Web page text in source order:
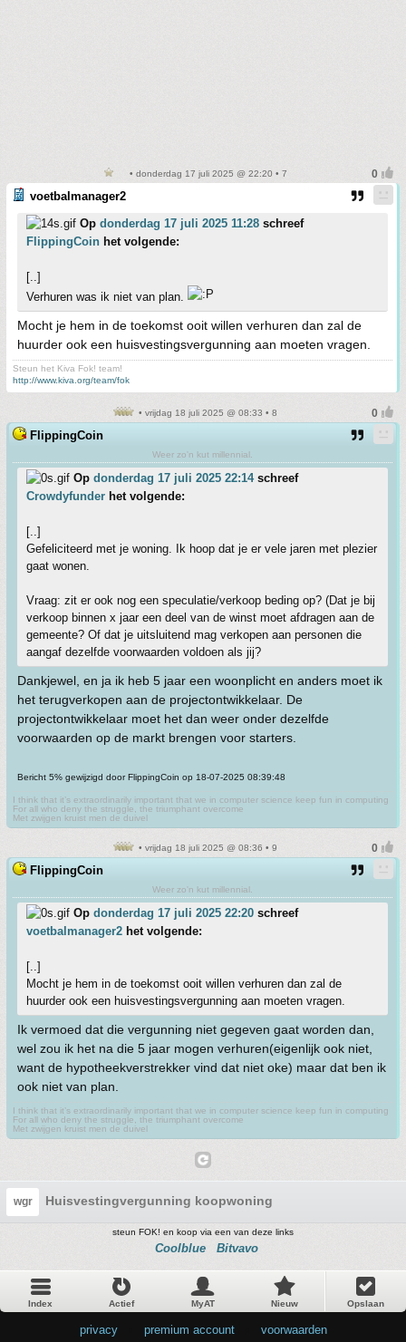
• donderdag 17 juli 2025 @ 22:20 • 7
voetbalmanager2
Op donderdag 17 juli 2025 11:28 schreef
FlippingCoin het volgende:
[..]
Verhuren was ik niet van plan.
Mocht je hem in de toekomst ooit willen verhuren dan zal de
huurder ook een huisvestingsvergunning aan moeten vragen.
Steun het Kiva Fok! team!
http://www.kiva.org/team/fok
• vrijdag 18 juli 2025 @ 08:33 • 8
FlippingCoin
Weer zo'n kut millennial.
Op donderdag 17 juli 2025 22:14schreef
Crowdyfunder het volgende:
[..]
Gefeliciteerd met je woning. Ik hoop dat je er vele jaren met plezier
gaat wonen.
Vraag: zit er ook nog een speculatie/verkoop beding op? (Dat je bij
verkoop binnen x jaar een deel van de winst moet afdragen aan de
gemeente? Of dat je uitsluitend mag verkopen aan personen die
aangaf dezelfde voorwaarden voldoen als jij?
Dankjewel, en ja ik heb 5 jaar een woonplicht en anders moet ik
het terugverkopen aan de projectontwikkelaar. De
projectontwikkelaar moet het dan weer onder dezelfde
voorwaarden op de markt brengen voor starters.
Bericht 5% gewijzigd door FlippingCoin op 18-07-2025 08:39:48
I think that it’s extraordinarily important that we in computer science keep fun in computing
For all who deny the struggle, the triumphant overcome
Met zwijgen kruist men de duivel
• vrijdag 18 juli 2025 @ 08:36 • 9
FlippingCoin
Weer zo'n kut millennial.
Op donderdag 17 juli 2025 22:20 schreef
voetbalmanager2 het volgende:
[..]
Mocht je hem in de toekomst ooit willen verhuren dan zal de
huurder ook een huisvestingsvergunning aan moeten vragen.
Ik vermoed dat die vergunning niet gegeven gaat worden dan,
wel zou ik het na die 5 jaar mogen verhuren(eigenlijk ook niet,
want de hypotheekverstrekker vind dat niet oke) maar dat ben ik
ook niet van plan.
I think that it’s extraordinarily important that we in computer science keep fun in computing
For all who deny the struggle, the triumphant overcome
Met zwijgen kruist men de duivel
wgr Huisvestingvergunning koopwoning
steun FOK! en koop via een van deze links
Coolblue Bitvavo
Index Actief MyAT Nieuw Opslaan
privacy premium account voorwaarden